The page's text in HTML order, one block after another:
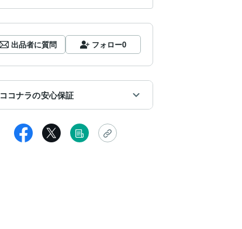
出品者に質問 フォロー0
ココナラの安心保証